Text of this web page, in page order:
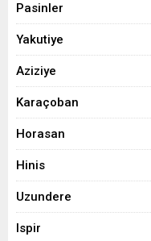
Pasinler
Yakutiye
Aziziye
Karaçoban
Horasan
Hinis
Uzundere
Ispir